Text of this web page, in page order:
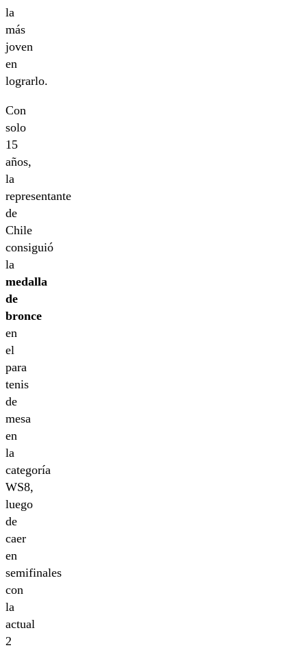
la
más
joven
en
lograrlo.
Con
solo
15
años,
la
representante
de
Chile
consiguió
la
medalla
de
bronce
en
el
para
tenis
de
mesa
en
la
categoría
WS8,
luego
de
caer
en
semifinales
con
la
actual
2